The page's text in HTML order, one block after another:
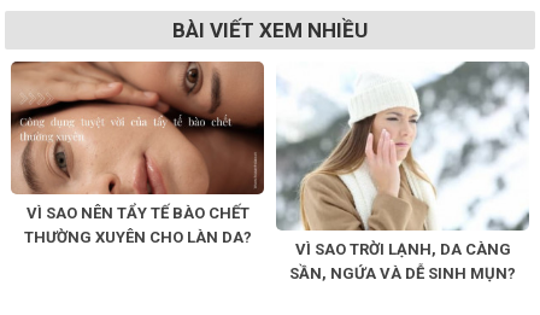
BÀI VIẾT XEM NHIỀU
VÌ SAO NÊN TẨY TẾ BÀO CHẾT
THƯỜNG XUYÊN CHO LÀN DA?
VÌ SAO TRỜI LẠNH, DA CÀNG
SẦN, NGỨA VÀ DỄ SINH MỤN?